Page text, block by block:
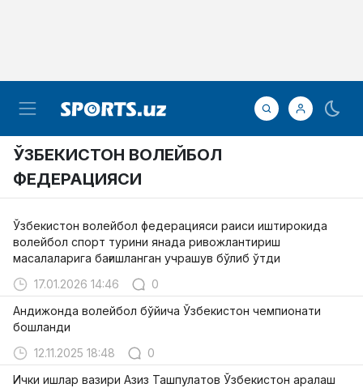
ЎЗБЕКИСТОН ВОЛЕЙБОЛ
ФЕДЕРАЦИЯСИ
Ўзбекистон волейбол федерацияси раиси иштирокида
волейбол спорт турини янада ривожлантириш
масалаларига бағишланган учрашув бўлиб ўтди
17.01.2026 14:46
0
Андижонда волейбол бўйича Ўзбекистон чемпионати
бошланди
12.11.2025 18:48
0
Ички ишлар вазири Азиз Ташпулатов Ўзбекистон аралаш